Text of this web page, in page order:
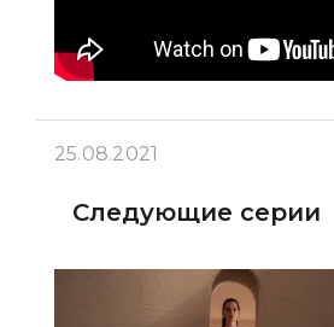
25.08.2021
Следующие серии